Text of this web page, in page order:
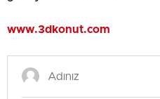
www.3dkonut.com